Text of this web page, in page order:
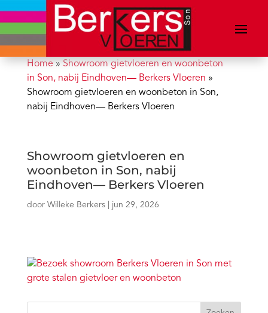
Home» Showroom gietvloeren en woonbeton
in Son, nabij Eindhoven— Berkers Vloeren »
Showroom gietvloeren en woonbeton in Son,
nabij Eindhoven— Berkers Vloeren
Showroom gietvloeren en
woonbeton in Son, nabij
Eindhoven— Berkers Vloeren
door Willeke Berkers| jun 29, 2026